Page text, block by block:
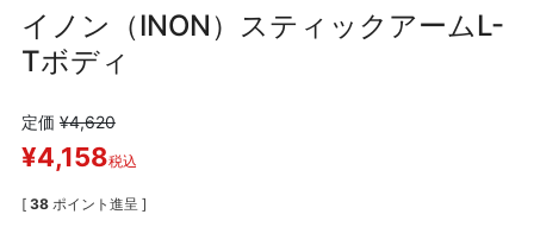
イノン（INON）スティックアームL-
Tボディ
定価 ¥4,620
¥4,158税込
[ 38 ポイント進呈 ]